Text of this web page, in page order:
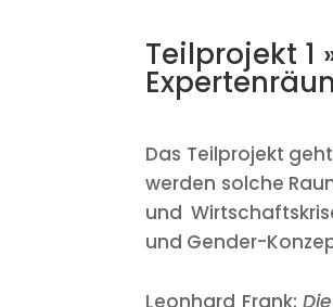
Teilprojekt 1
Das Teilprojekt
werden solche
und
und Gender-
Leonhard Frank: